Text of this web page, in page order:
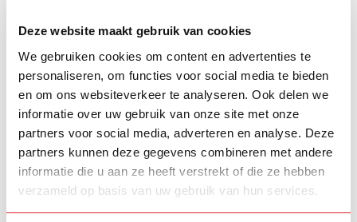
Deze website maakt gebruik van cookies
We gebruiken cookies om content en advertenties te
personaliseren, om functies voor social media te bieden
en om ons websiteverkeer te analyseren. Ook delen we
informatie over uw gebruik van onze site met onze
partners voor social media, adverteren en analyse. Deze
partners kunnen deze gegevens combineren met andere
informatie die u aan ze heeft verstrekt of die ze hebben
verzameld op basis van uw gebruik van hun services.
GYLLE
Gylle Schwedische
Breitenlampe BOL
VOLVO
Montagerahmen für
Doppelbrenner
Volvo